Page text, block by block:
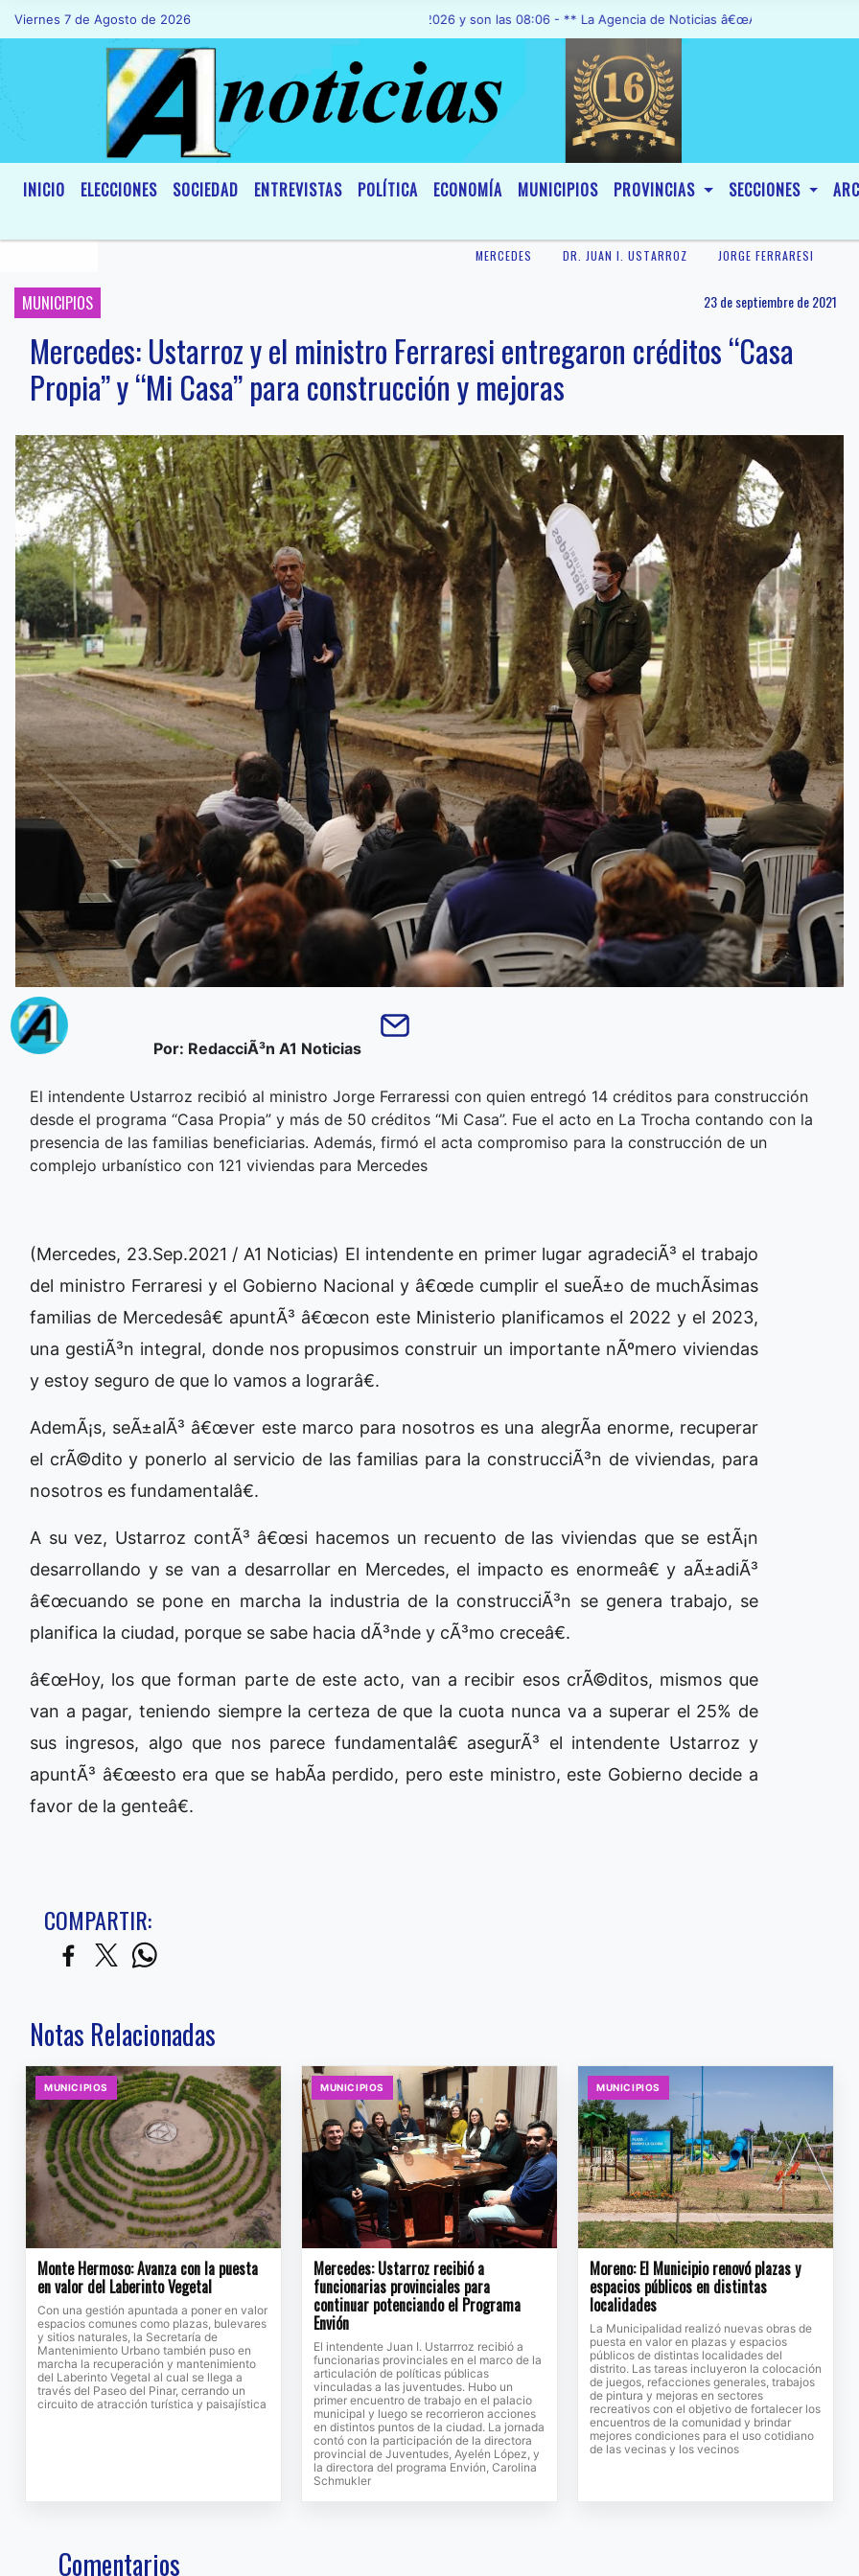
Viernes 7 de Agosto de 2026Hoy es Viernes 7 de Agosto de 2026 y son las 08:06 - ** La Agencia de Noticias â€œA1 Noticiasâ€, fue
INICIO ELECCIONES SOCIEDAD ENTREVISTAS POLÍTICA ECONOMÍA MUNICIPIOS PROVINCIAS SECCIONES
MERCEDES DR. JUAN I. USTARROZ JORGE FERRARESI
MUNICIPIOS 23 de septiembre de 2021
Mercedes: Ustarroz y el ministro Ferraresi entregaron créditos “Casa
Propia” y “Mi Casa” para construcción y mejoras
Por: RedacciÃ³n A1 Noticias
El intendente Ustarroz recibió al ministro Jorge Ferraressi con quien entregó 14 créditos para construcción
desde el programa “Casa Propia” y más de 50 créditos “Mi Casa”. Fue el acto en La Trocha contando con la
presencia de las familias beneficiarias. Además, firmó el acta compromiso para la construcción de un
complejo urbanístico con 121 viviendas para Mercedes
(Mercedes, 23.Sep.2021 / A1 Noticias) El intendente en primer lugar agradeciÃ³ el trabajo
del ministro Ferraresi y el Gobierno Nacional y â€œde cumplir el sueÃ±o de muchÃ­simas
familias de Mercedesâ€ apuntÃ³ â€œcon este Ministerio planificamos el 2022 y el 2023,
una gestiÃ³n integral, donde nos propusimos construir un importante nÃºmero viviendas
y estoy seguro de que lo vamos a lograrâ€.
AdemÃ¡s, seÃ±alÃ³ â€œver este marco para nosotros es una alegrÃ­a enorme, recuperar
el crÃ©dito y ponerlo al servicio de las familias para la construcciÃ³n de viviendas, para
nosotros es fundamentalâ€.
A su vez, Ustarroz contÃ³ â€œsi hacemos un recuento de las viviendas que se estÃ¡n
desarrollando y se van a desarrollar en Mercedes, el impacto es enormeâ€ y aÃ±adiÃ³
â€œcuando se pone en marcha la industria de la construcciÃ³n se genera trabajo, se
planifica la ciudad, porque se sabe hacia dÃ³nde y cÃ³mo creceâ€.
â€œHoy, los que forman parte de este acto, van a recibir esos crÃ©ditos, mismos que
van a pagar, teniendo siempre la certeza de que la cuota nunca va a superar el 25% de
sus ingresos, algo que nos parece fundamentalâ€ asegurÃ³ el intendente Ustarroz y
apuntÃ³ â€œesto era que se habÃ­a perdido, pero este ministro, este Gobierno decide a
favor de la genteâ€.
COMPARTIR:
Notas Relacionadas
MUNICIPIOS
Monte Hermoso: Avanza con la puesta
en valor del Laberinto Vegetal
Con una gestión apuntada a poner en valor
espacios comunes como plazas, bulevares
y sitios naturales, la Secretaría de
Mantenimiento Urbano también puso en
marcha la recuperación y mantenimiento
del Laberinto Vegetal al cual se llega a
través del Paseo del Pinar, cerrando un
circuito de atracción turística y paisajística
MUNICIPIOS
Mercedes: Ustarroz recibió a
funcionarias provinciales para
continuar potenciando el Programa
Envión
El intendente Juan I. Ustarrroz recibió a
funcionarias provinciales en el marco de la
articulación de políticas públicas
vinculadas a las juventudes. Hubo un
primer encuentro de trabajo en el palacio
municipal y luego se recorrieron acciones
en distintos puntos de la ciudad. La jornada
contó con la participación de la directora
provincial de Juventudes, Ayelén López, y
la directora del programa Envión, Carolina
Schmukler
MUNICIPIOS
Moreno: El Municipio renovó plazas y
espacios públicos en distintas
localidades
La Municipalidad realizó nuevas obras de
puesta en valor en plazas y espacios
públicos de distintas localidades del
distrito. Las tareas incluyeron la colocación
de juegos, refacciones generales, trabajos
de pintura y mejoras en sectores
recreativos con el objetivo de fortalecer los
encuentros de la comunidad y brindar
mejores condiciones para el uso cotidiano
de las vecinas y los vecinos
Comentarios